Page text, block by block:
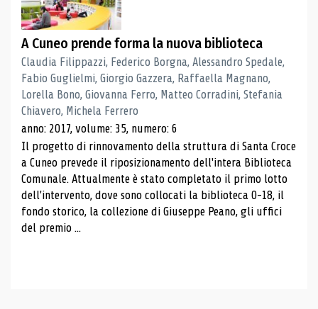
A Cuneo prende forma la nuova biblioteca
Claudia Filippazzi, Federico Borgna, Alessandro Spedale,
Fabio Guglielmi, Giorgio Gazzera, Raffaella Magnano,
Lorella Bono, Giovanna Ferro, Matteo Corradini, Stefania
Chiavero, Michela Ferrero
anno: 2017, volume: 35, numero: 6
Il progetto di rinnovamento della struttura di Santa Croce
a Cuneo prevede il riposizionamento dell'intera Biblioteca
Comunale. Attualmente è stato completato il primo lotto
dell'intervento, dove sono collocati la biblioteca 0-18, il
fondo storico, la collezione di Giuseppe Peano, gli uffici
del premio ...